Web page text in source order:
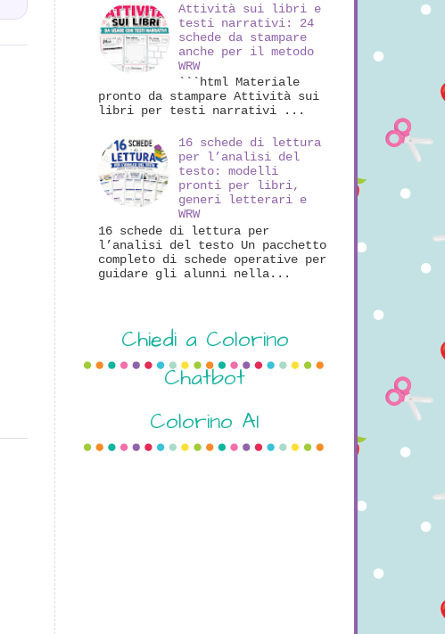
Attività sui libri e
testi narrativi: 24
schede da stampare
anche per il metodo
WRW
```html Materiale
pronto da stampare Attività sui
libri per testi narrativi ...
16 schede di lettura
per l’analisi del
testo: modelli
pronti per libri,
generi letterari e
WRW
16 schede di lettura per
l’analisi del testo Un pacchetto
completo di schede operative per
guidare gli alunni nella...
Chiedi a Colorino
Chatbot
Colorino AI